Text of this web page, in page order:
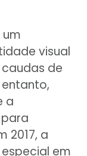
visual
de
a
2017, a
em